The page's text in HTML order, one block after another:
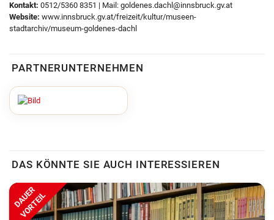
Kontakt: 0512/5360 8351 | Mail: goldenes.dachl@innsbruck.gv.at
Website: www.innsbruck.gv.at/freizeit/kultur/museen-
stadtarchiv/museum-goldenes-dachl
PARTNERUNTERNEHMEN
DAS KÖNNTE SIE AUCH INTERESSIEREN
DAUER
VORTEIL